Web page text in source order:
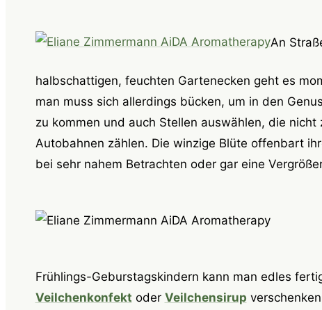
An
halbschattigen, feuchten Gartenecken geht es
man muss sich allerdings bücken, um in den
zu kommen und auch Stellen auswählen, die
Autobahnen zählen. Die winzige Blüte offenbart
bei sehr nahem Betrachten oder gar eine
Frühlings-Geburstagskindern kann man edles
Veilchenkonfekt oder Veilchensirup